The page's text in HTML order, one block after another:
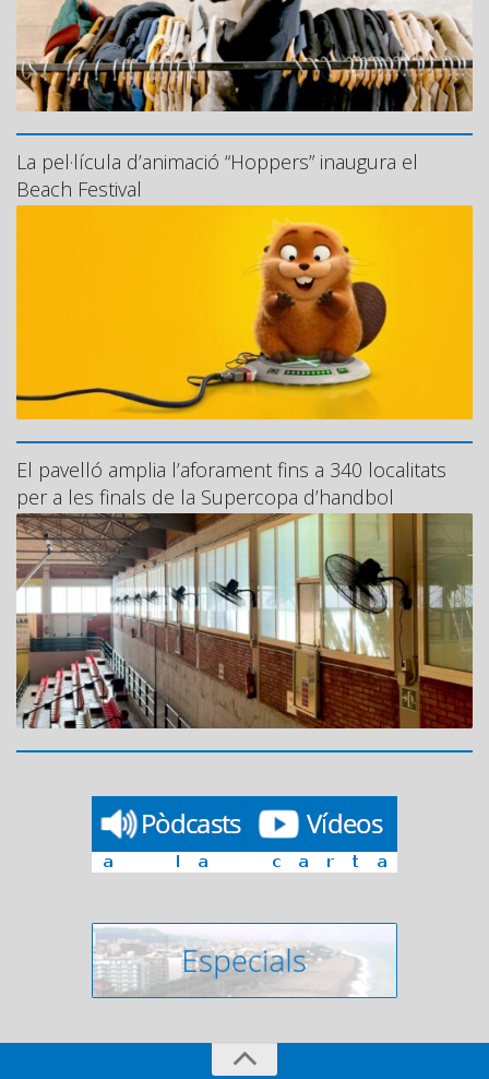
La pel·lícula d’animació “Hoppers” inaugura el
Beach Festival
El pavelló amplia l’aforament fins a 340 localitats
per a les finals de la Supercopa d’handbol